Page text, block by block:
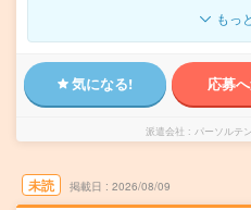
もっ
気になる! 応募
派遣会社 パーソルテ
未読 掲載日 2026/08/09